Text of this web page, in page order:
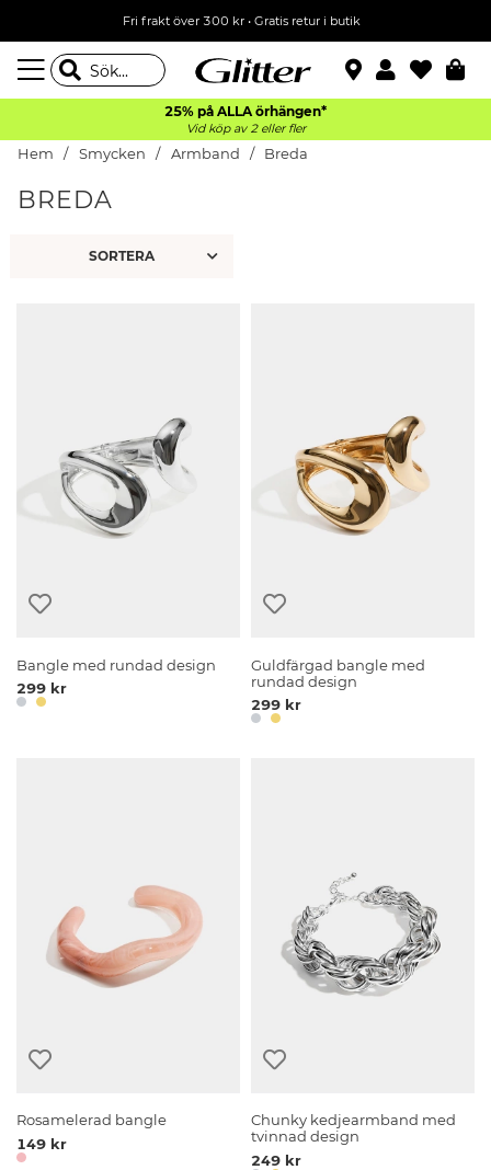
Fri frakt över 300 kr• Gratis retur i butik
25% på ALLA örhängen*
Vid köp av 2 eller fler
Hem Smycken Armband Breda
BREDA
Bangle med rundad design
299 kr
Guldfärgad bangle med
rundad design
299 kr
Rosamelerad bangle
149 kr
Chunky kedjearmband med
tvinnad design
249 kr